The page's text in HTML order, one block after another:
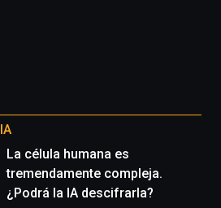
La célula humana es
tremendamente compleja.
¿Podrá la IA descifrarla?